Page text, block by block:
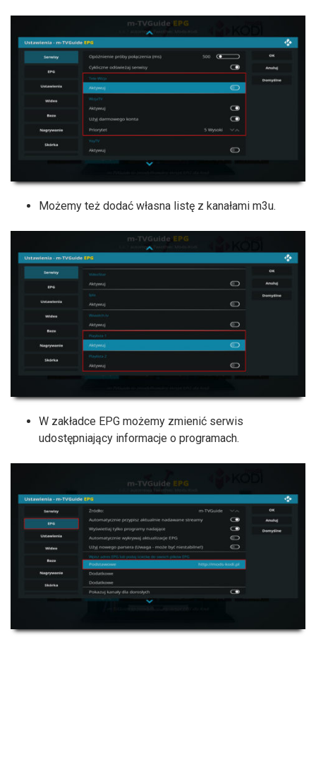
Możemy też dodać własna listę z kanałami m3u.
W zakładce EPG możemy zmienić serwis
udostępniający informacje o programach.